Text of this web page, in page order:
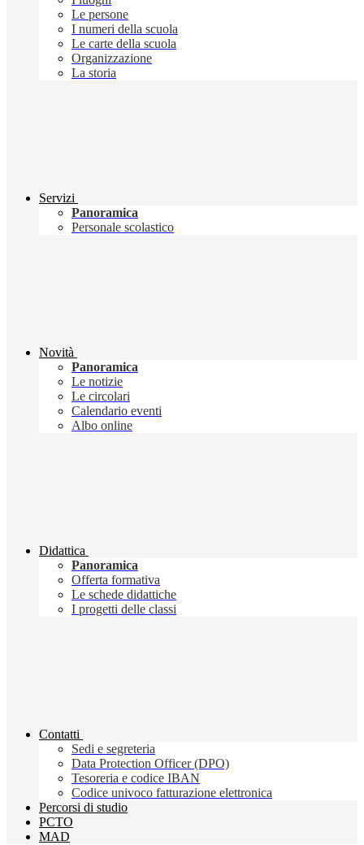
Le persone
I numeri della scuola
Le carte della scuola
Organizzazione
La storia
Servizi
Panoramica
Personale scolastico
Novità
Panoramica
Le notizie
Le circolari
Calendario eventi
Albo online
Didattica
Panoramica
Offerta formativa
Le schede didattiche
I progetti delle classi
Contatti
Sedi e segreteria
Data Protection Officer (DPO)
Tesoreria e codice IBAN
Codice univoco fatturazione elettronica
Percorsi di studio
PCTO
MAD